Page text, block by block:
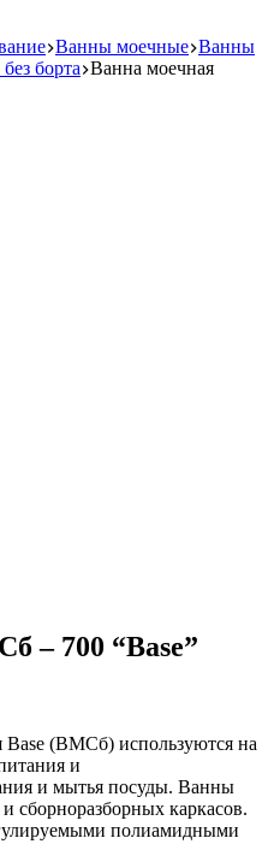
Ванны моечные Ванны
борта Ванна моечная
– 700 “Base”
(ВМСб) используются на
и
и мытья посуды. Ванны
сборноразборных каркасов.
полиамидными